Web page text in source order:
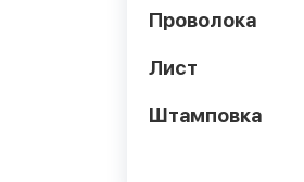
Проволока
Лист
Штамповка